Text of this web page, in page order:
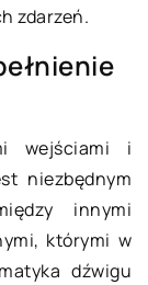
zdarzeń.
wejściami i
niezbędnym
innymi
którymi w
dźwigu